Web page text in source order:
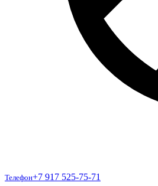
Телефон
Телефон+7 917 525-75-71